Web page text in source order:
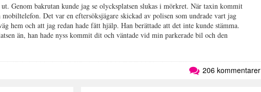
Genom bakrutan kunde jag se olycksplatsen slukas i mörkret. När taxin kommit
Det var en eftersöksjägare skickad av polisen som undrade vart jag
hem och att jag redan hade fått hjälp. Han berättade att det inte kunde stämma.
än, han hade nyss kommit dit och väntade vid min parkerade bil och den
206 kommentarer